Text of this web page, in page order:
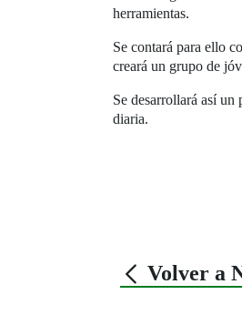
herramientas.
Se contará para ello
creará un grupo de
Se desarrollará así un
diaria.
Volver a